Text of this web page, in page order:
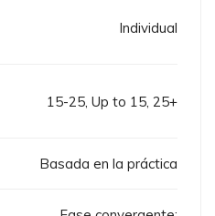
Individual
15-25, Up to 15, 25+
Basada en la práctica